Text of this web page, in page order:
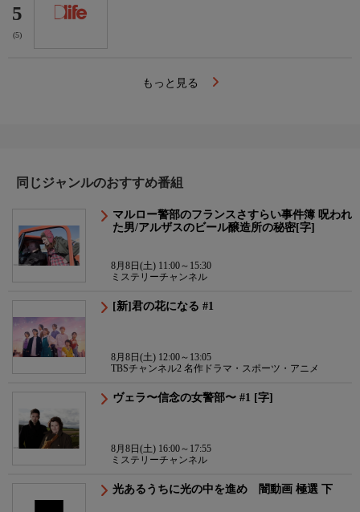
5
(5)
もっと見る
同じジャンルのおすすめ番組
マルロー警部のフランスさすらい事件簿 呪われ
た男/アルザスのビール醸造所の秘密[字]
8月8日(土) 11:00～15:30
ミステリーチャンネル
[新]君の花になる #1
8月8日(土) 12:00～13:05
TBSチャンネル2 名作ドラマ・スポーツ・アニメ
ヴェラ〜信念の女警部〜 #1 [字]
8月8日(土) 16:00～17:55
ミステリーチャンネル
光あるうちに光の中を進め 闇動画 極選 下